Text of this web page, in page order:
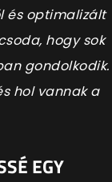
és optimalizált
hogy sok
gondolkodik.
hol vannak a
EGY